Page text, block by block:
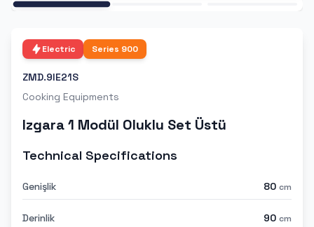
Electric Series 900
ZMD.9IE21S
Cooking Equipments
Izgara 1 Modül Oluklu Set Üstü
Technical Specifications
Genişlik 80 cm
Derinlik 90 cm